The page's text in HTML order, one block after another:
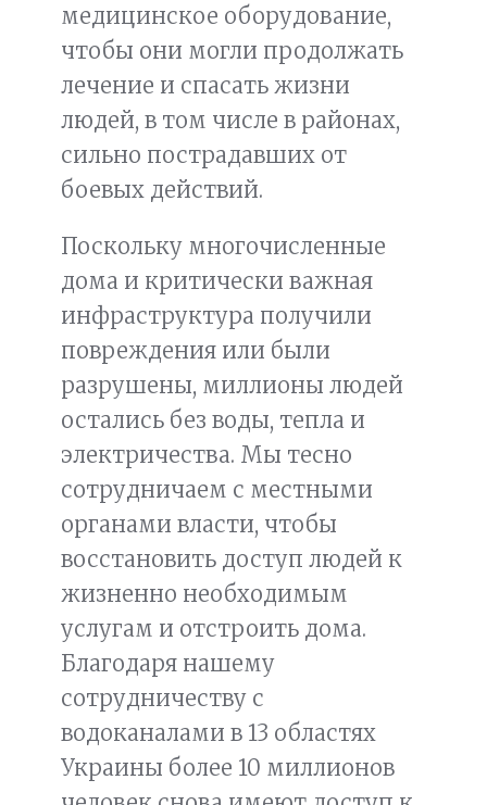
медицинское оборудование,
чтобы они могли продолжать
лечение и спасать жизни
людей, в том числе в районах,
сильно пострадавших от
боевых действий.
Поскольку многочисленные
дома и критически важная
инфраструктура получили
повреждения или были
разрушены, миллионы людей
остались без воды, тепла и
электричества. Мы тесно
сотрудничаем с местными
органами власти, чтобы
восстановить доступ людей к
жизненно необходимым
услугам и отстроить дома.
Благодаря нашему
сотрудничеству с
водоканалами в 13 областях
Украины более 10 миллионов